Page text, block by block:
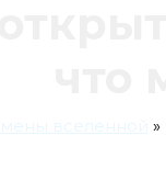
вселенной